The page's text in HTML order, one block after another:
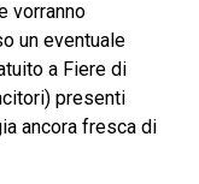
vorranno
un eventuale
a Fiere di
presenti
ancora fresca di